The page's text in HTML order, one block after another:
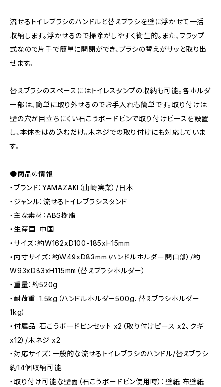
流せるトイレブラシのハンドルと替えブラシを壁に浮かせて一括
収納します。浮かせるので掃除がしやすく衛生的。また、フラップ
式なので片手で簡単に開閉ができ、ブラシの替えがサッと取り出
せます。
替えブラシのスペースにはトイレスタンプの収納も可能。各ホルダ
ー部は、簡単に取り外せるのでお手入れも簡単です。取り付けは
壁の穴が目立ちにくい石こうボードピンで取り付けピースを設置
し、本体をはめ込むだけ。木ネジでの取り付けにも対応していま
す。
●商品の情報
・ブランド：YAMAZAKI（山崎実業）/日本
・ジャンル：流せるトイレブラシスタンド
・主な素材：ABS樹脂
・生産国：中国
・サイズ：約W162xD100-185xH15mm
・内寸サイズ：約W49xD83mm（ハンドルホルダー開口部）/約
W93xD83xH115mm（替えブラシホルダー）
・重量：約520g
・耐荷重：1.5kg（ハンドルホルダー500g、替えブラシホルダー
1kg）
・付属品：石こうボードピンセット x2（取り付けピース x2、クギ
x12）/木ネジ x2
・対応サイズ：一般的な流せるトイレブラシのハンドル/替えブラシ
約14個収納可能
・取り付け可能な壁面（石こうボードピン使用時）：壁紙 布壁紙